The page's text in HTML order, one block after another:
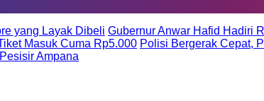
yang Layak Dibeli Gubernur Anwar Hafid Hadiri
Masuk Cuma Rp5.000 Polisi Bergerak Cepat,
Ampana